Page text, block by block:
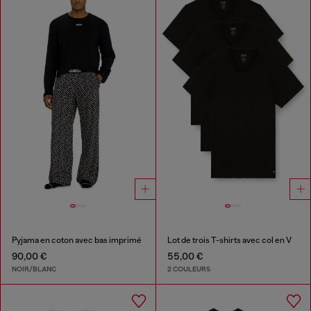
Pyjama en coton avec bas imprimé
90,00 €
NOIR/BLANC
Lot de trois T-shirts avec col en V
55,00 €
2 COULEURS